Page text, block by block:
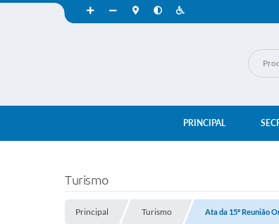
PRINCIPAL
Turismo
Principal Turismo Ata da 15º Reunião